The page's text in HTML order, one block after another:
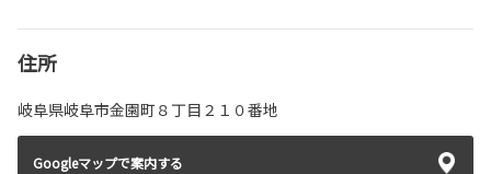
住所
岐阜県岐阜市金園町８丁目２１０番地
Googleマップで案内する